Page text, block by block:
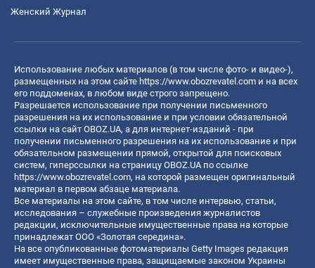
Женский Журнал
Использование любых материалов (в том числе фото- и видео-),
размещенных на этом сайте https://www.obozrevatel.com и на всех
его поддоменах, в любом виде строго запрещено.
Разрешается использование при получении письменного
разрешения на их использование и при условии обязательной
ссылки на сайт OBOZ.UA, а для интернет-изданий - при
получении письменного разрешения на их использование и при
обязательном размещении прямой, открытой для поисковых
систем, гиперссылки на страницу OBOZ.UA по ссылке
https://www.obozrevatel.com, на которой размещен оригинальный
материал в первом абзаце материала.
Все материалы на этом сайте, в том числе интервью, статьи,
исследования – служебные произведения журналистов
редакции, исключительные имущественные права на которые
принадлежат ООО «Золотая середина».
На все опубликованные фотоматериалы Getty Images редакция
имеет имущественные права, защищаемые законом Украины